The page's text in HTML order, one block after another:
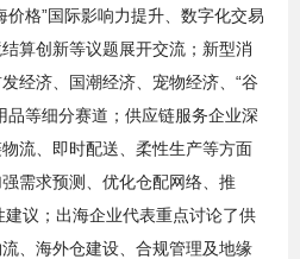
价格”国际影响力提升、数字化交易
算创新等议题展开交流；新型消
经济、国潮经济、宠物经济、“谷
品等细分赛道；供应链服务企业深
流、即时配送、柔性生产等方面
需求预测、优化仓配网络、推
建议；出海企业代表重点讨论了供
、海外仓建设、合规管理及地缘